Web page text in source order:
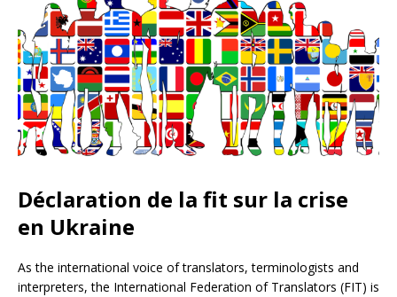
Déclaration de la fit sur la crise
en Ukraine
As the international voice of translators, terminologists and
interpreters, the International Federation of Translators (FIT) is